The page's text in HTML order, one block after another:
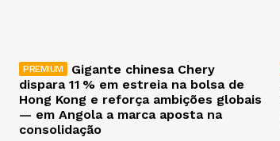
Gigante chinesa Chery
dispara 11 % em estreia na bolsa de
Hong Kong e reforça ambições globais
— em Angola a marca aposta na
consolidação